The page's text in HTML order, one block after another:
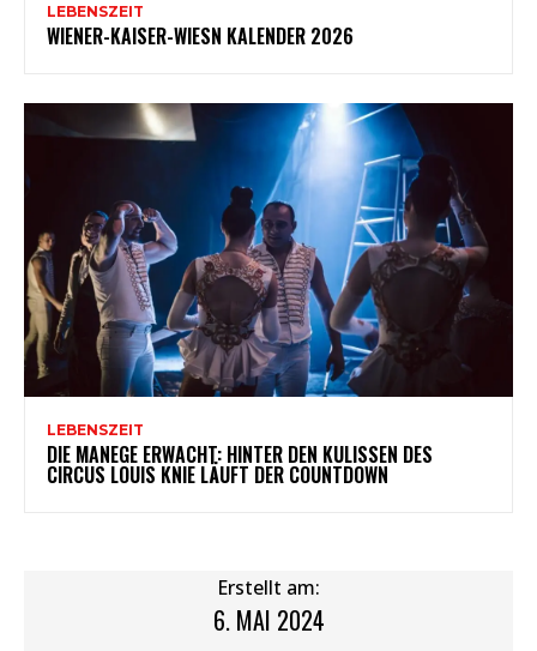
LEBENSZEIT
WIENER-KAISER-WIESN KALENDER 2026
LEBENSZEIT
DIE MANEGE ERWACHT: HINTER DEN KULISSEN DES
CIRCUS LOUIS KNIE LÄUFT DER COUNTDOWN
Erstellt am:
6. MAI 2024